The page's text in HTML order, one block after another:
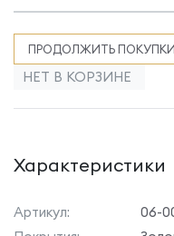
ПРОДОЛЖИТЬ ПОКУПКИ
НЕТ В КОРЗИНЕ
Характеристики
Артикул:
06-